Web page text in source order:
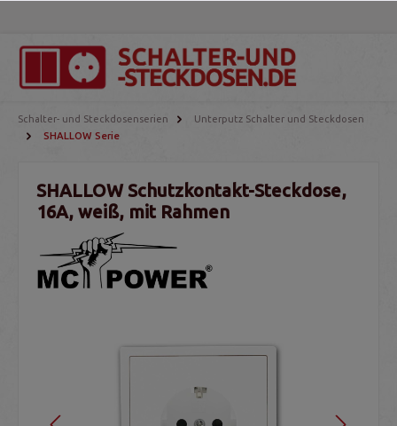
Schalter- und Steckdosenserien
Unterputz Schalter und Steckdosen
SHALLOW Serie
SHALLOW Schutzkontakt-Steckdose,
16A, weiß, mit Rahmen